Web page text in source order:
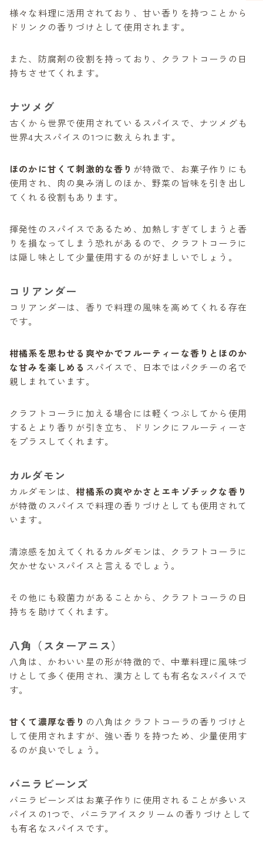
様々な料理に活用されており、甘い香りを持つことから
ドリンクの香りづけとして使用されます。
また、防腐剤の役割を持っており、クラフトコーラの日
持ちさせてくれます。
ナツメグ
古くから世界で使用されているスパイスで、ナツメグも
世界4大スパイスの1つに数えられます。
ほのかに甘くて刺激的な香り が特徴で、お菓子作りにも
使用され、肉の臭み消しのほか、野菜の旨味を引き出し
てくれる役割もあります。
揮発性のスパイスであるため、加熱しすぎてしまうと香
りを損なってしまう恐れがあるので、クラフトコーラに
は隠し味として少量使用するのが好ましいでしょう。
コリアンダー
コリアンダーは、香りで料理の風味を高めてくれる存在
です。
柑橘系を思わせる爽やかでフルーティーな香りとほのか
な甘みを楽しめる スパイスで、日本ではパクチーの名で
親しまれています。
クラフトコーラに加える場合には軽くつぶしてから使用
するとより香りが引き立ち、ドリンクにフルーティーさ
をプラスしてくれます。
カルダモン
カルダモンは、柑橘系の爽やかさとエキゾチックな香り
が特徴のスパイスで料理の香りづけとしても使用されて
います。
清涼感を加えてくれるカルダモンは、クラフトコーラに
欠かせないスパイスと言えるでしょう。
その他にも殺菌力があることから、クラフトコーラの日
持ちを助けてくれます。
八角（スターアニス）
八角は、かわいい星の形が特徴的で、中華料理に風味づ
けとして多く使用され、漢方としても有名なスパイスで
す。
甘くて濃厚な香り の八角はクラフトコーラの香りづけと
して使用されますが、強い香りを持つため、少量使用す
るのが良いでしょう。
バニラビーンズ
バニラビーンズはお菓子作りに使用されることが多いス
パイスの1つで、バニラアイスクリームの香りづけとして
も有名なスパイスです。